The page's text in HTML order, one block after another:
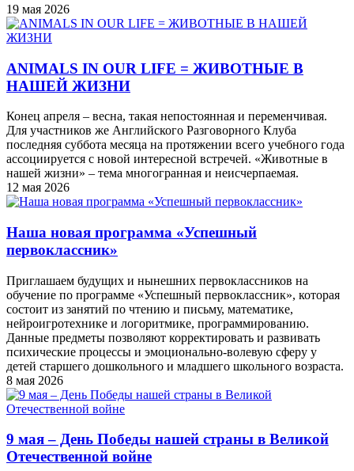
19 мая 2026
ANIMALS IN OUR LIFE = ЖИВОТНЫЕ В
НАШЕЙ ЖИЗНИ
Конец апреля – весна, такая непостоянная и переменчивая.
Для участников же Английского Разговорного Клуба
последняя суббота месяца на протяжении всего учебного года
ассоциируется с новой интересной встречей. «Животные в
нашей жизни» – тема многогранная и неисчерпаемая.
12 мая 2026
Наша новая программа «Успешный
первоклассник»
Приглашаем будущих и нынешних первоклассников на
обучение по программе «Успешный первоклассник», которая
состоит из занятий по чтению и письму, математике,
нейроигротехнике и логоритмике, программированию.
Данные предметы позволяют корректировать и развивать
психические процессы и эмоционально-волевую сферу у
детей старшего дошкольного и младшего школьного возраста.
8 мая 2026
9 мая – День Победы нашей страны в Великой
Отечественной войне